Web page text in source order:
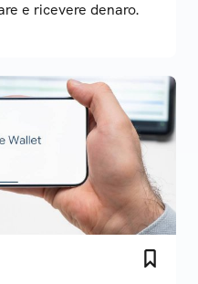
e ricevere denaro.